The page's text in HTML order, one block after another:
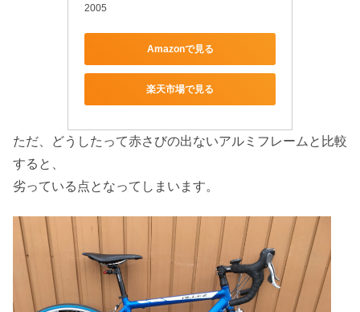
2005
Amazonで見る
楽天市場で見る
ただ、どうしたって赤さびの出ないアルミフレームと比較
すると、
劣っている点となってしまいます。